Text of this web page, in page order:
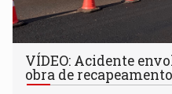
VÍDEO: Acidente
obra de